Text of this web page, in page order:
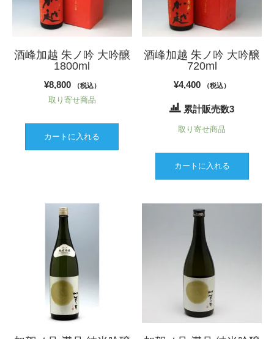
ー
シ
ョ
酒峰加越 朱ノ吟 大吟醸
1800ml
¥8,800 （税込）
取り寄せ商品
カートに入れる
酒峰加越 朱ノ吟 大吟醸
720ml
¥4,400 （税込）
累計販売数3
取り寄せ商品
カートに入れる